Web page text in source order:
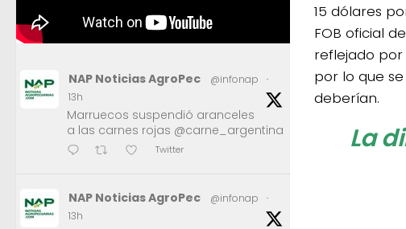
15 dólares
FOB oficial
reflejado por
por lo que
deberían.
La
NAP Noticias AgroPec @infonap
·
13h
Marruecos suspendió aranceles
a las carnes rojas @carne_argentina
Twitter
NAP Noticias AgroPec @infonap
·
13h